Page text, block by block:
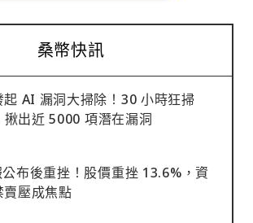
桑幣快訊
起 AI 漏洞大掃除！30 小時狂掃
出近 5000 項潛在漏洞
布後重挫！股價重挫 13.6%，資
壓成焦點